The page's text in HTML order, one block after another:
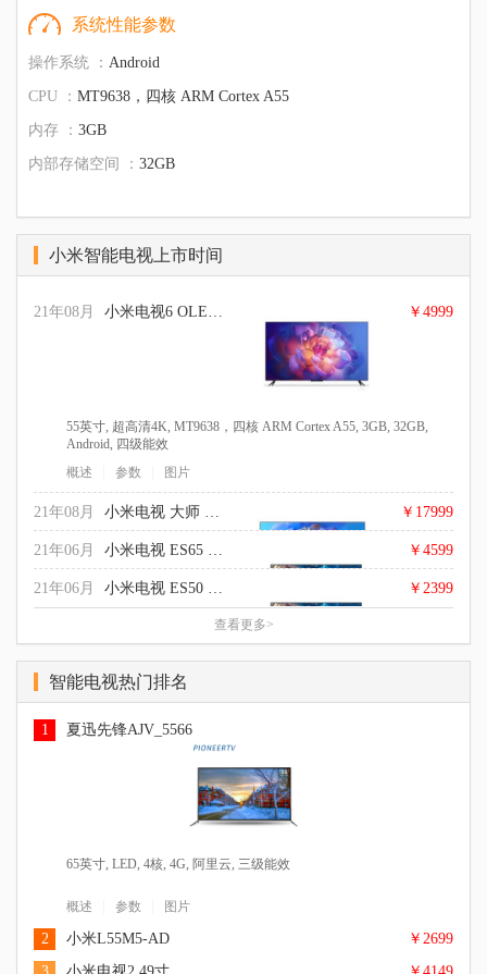
系统性能参数
操作系统 ： Android
CPU ： MT9638，四核 ARM Cortex A55
内存 ： 3GB
内部存储空间 ： 32GB
小米智能电视上市时间
21年08月 ￥4999
55英寸, 超高清4K, MT9638，四核 ARM Cortex A55, 3GB, 32GB,
Android, 四级能效
概述
参数 图片
21年08月 ￥17999
77英寸, 超高清4K, 四核 ARM Cortex A73, 8.5GB, 64GB, Android,
逐行扫描, 杜比全景声，哈曼卡顿大师音响, 四级能效
概述
| 参数 图片
21年06月 ￥4599
65英寸, 超高清4K, 硬屏, LED, 2GB, 32GB, 逐行扫描, 杜比音效
DTS解码, 电影模式, 三级能效
21年06月 ￥2399
50英寸, 超高清4K, 硬屏, LED, 2GB, 32GB, 逐行扫描, 杜比音效
DTS解码, 电影模式, 三级能效
查看更多>
智能电视热门排名
1 夏迅先锋AJV_5566
65英寸, LED, 4核, 4G, 阿里云, 三级能效
概述 参数 图片
2 小米L55M5-AD ￥2699
3 小米电视2 49寸 ￥4149